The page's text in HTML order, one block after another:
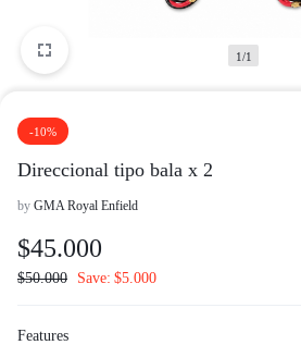
1/1
-10%
Direccional tipo bala x 2
by GMA Royal Enfield
$45.000
$50.000 Save: $5.000
Features